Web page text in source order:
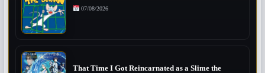
07/08/2026
That Time I Got Reincarnated as a Slime the